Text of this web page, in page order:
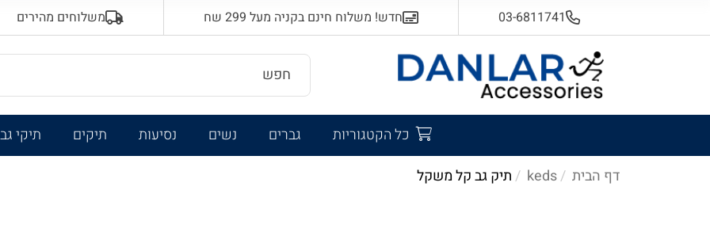
03-6811741 חדש! משלוח חינם בקניה מעל 299 שח משלוחים מהירים
כל הקטגוריות גברים נשים נסיעות תיקים
תיקי גב
דף הבית
keds תיק גב קל משקל